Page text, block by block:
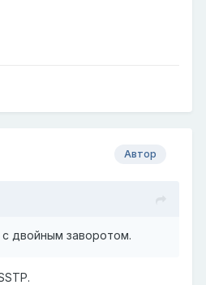
Автор
с двойным заворотом.